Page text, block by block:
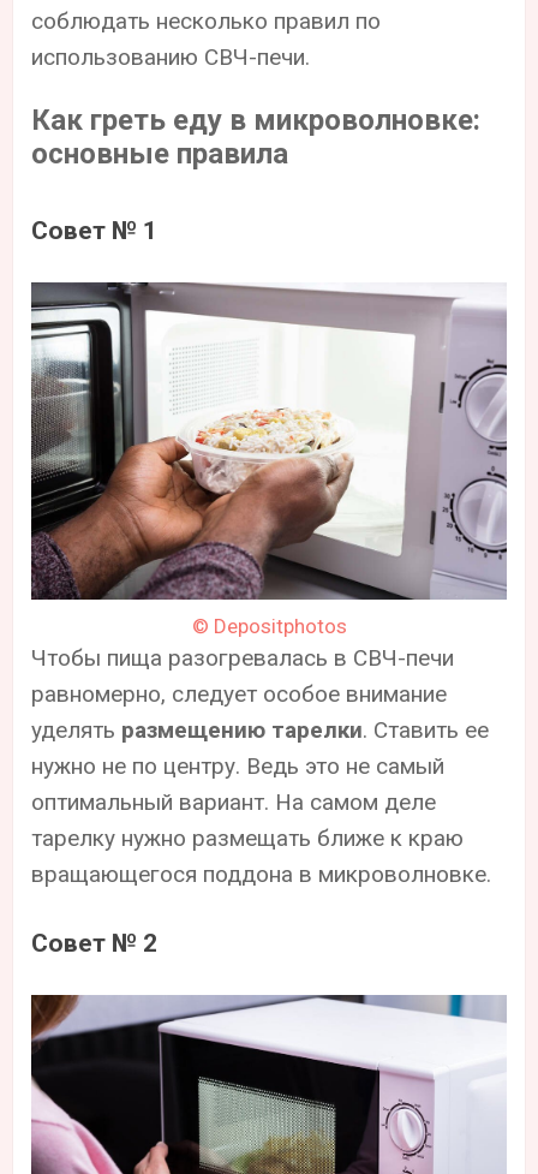
соблюдать несколько правил по
использованию СВЧ-печи.
Как греть еду в микроволновке:
основные правила
Совет № 1
© Depositphotos
Чтобы пища разогревалась в СВЧ-печи
равномерно, следует особое внимание
уделять размещению тарелки. Ставить ее
нужно не по центру. Ведь это не самый
оптимальный вариант. На самом деле
тарелку нужно размещать ближе к краю
вращающегося поддона в микроволновке.
Совет № 2